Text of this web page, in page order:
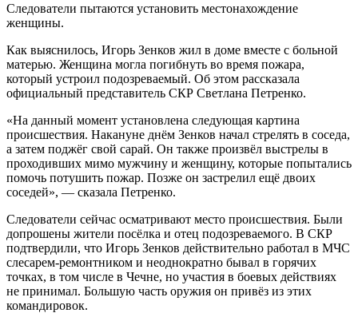
Следователи пытаются установить местонахождение
женщины.
Как выяснилось, Игорь Зенков жил в доме вместе с больной
матерью. Женщина могла погибнуть во время пожара,
который устроил подозреваемый. Об этом рассказала
официальный представитель СКР Светлана Петренко.
«На данный момент установлена следующая картина
происшествия. Накануне днём Зенков начал стрелять в соседа,
а затем поджёг свой сарай. Он также произвёл выстрелы в
проходивших мимо мужчину и женщину, которые попытались
помочь потушить пожар. Позже он застрелил ещё двоих
соседей», — сказала Петренко.
Следователи сейчас осматривают место происшествия. Были
допрошены жители посёлка и отец подозреваемого. В СКР
подтвердили, что Игорь Зенков действительно работал в МЧС
слесарем-ремонтником и неоднократно бывал в горячих
точках, в том числе в Чечне, но участия в боевых действиях
не принимал. Большую часть оружия он привёз из этих
командировок.